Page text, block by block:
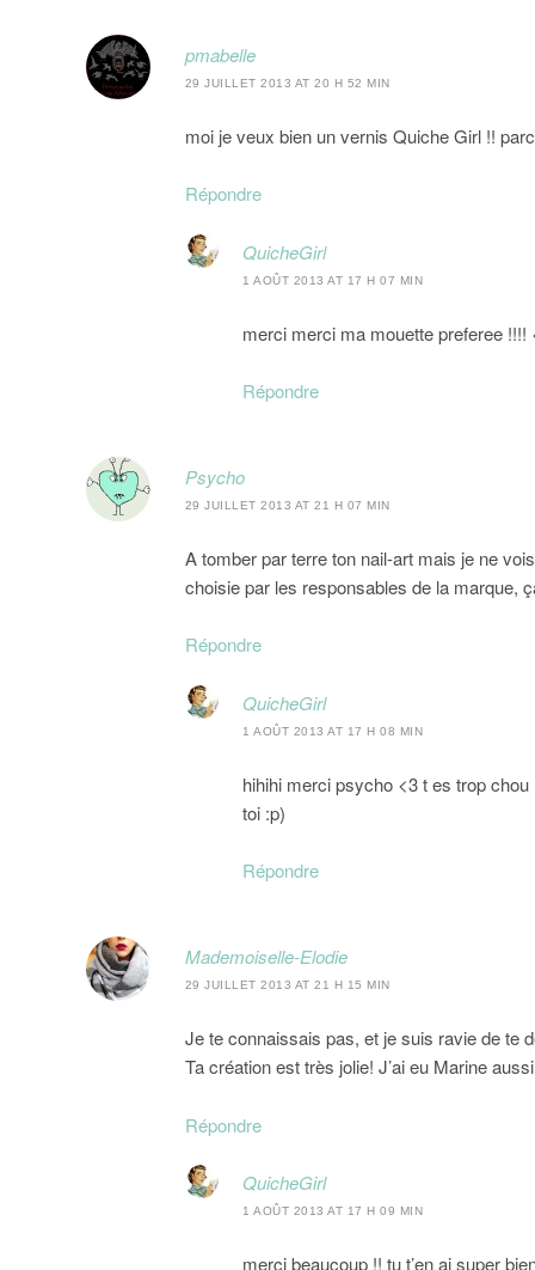
pmabelle
29 JUILLET 2013 AT 20 H 52 MIN
moi je veux bien un vernis Quiche Girl !!
Répondre
QuicheGirl
1 AOÛT 2013 AT 17 H 07 MIN
merci merci ma mouette preferee !!!!
Répondre
Psycho
29 JUILLET 2013 AT 21 H 07 MIN
A tomber par terre ton nail-art mais je ne
choisie par les responsables de la marque,
Répondre
QuicheGirl
1 AOÛT 2013 AT 17 H 08 MIN
hihihi merci psycho <3 t es trop
toi :p)
Répondre
Mademoiselle-Elodie
29 JUILLET 2013 AT 21 H 15 MIN
Je te connaissais pas, et je suis ravie de te
Ta création est très jolie! J’ai eu Marine
Répondre
QuicheGirl
1 AOÛT 2013 AT 17 H 09 MIN
merci beaucoup !! tu t’en ai super